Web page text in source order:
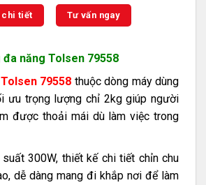
chi tiết Tư vấn ngay
năng Tolsen 79558
Tolsen 79558 thuộc dòng máy dùng
ưu trọng lượng chỉ 2kg giúp người
được thoải mái dù làm việc trong
300W, thiết kế chi tiết chỉn chu
dễ dàng mang đi khắp nơi để làm